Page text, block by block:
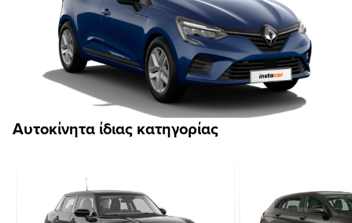
Αυτοκίνητα ίδιας κατηγορίας